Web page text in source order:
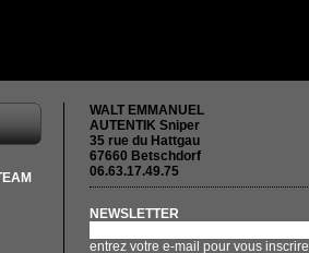
WALT EMMANUEL
AUTENTIK Sniper
35 rue du Hattgau
67660 Betschdorf
06.63.17.49.75
NEWSLETTER
entrez votre e-mail pour vous inscrire